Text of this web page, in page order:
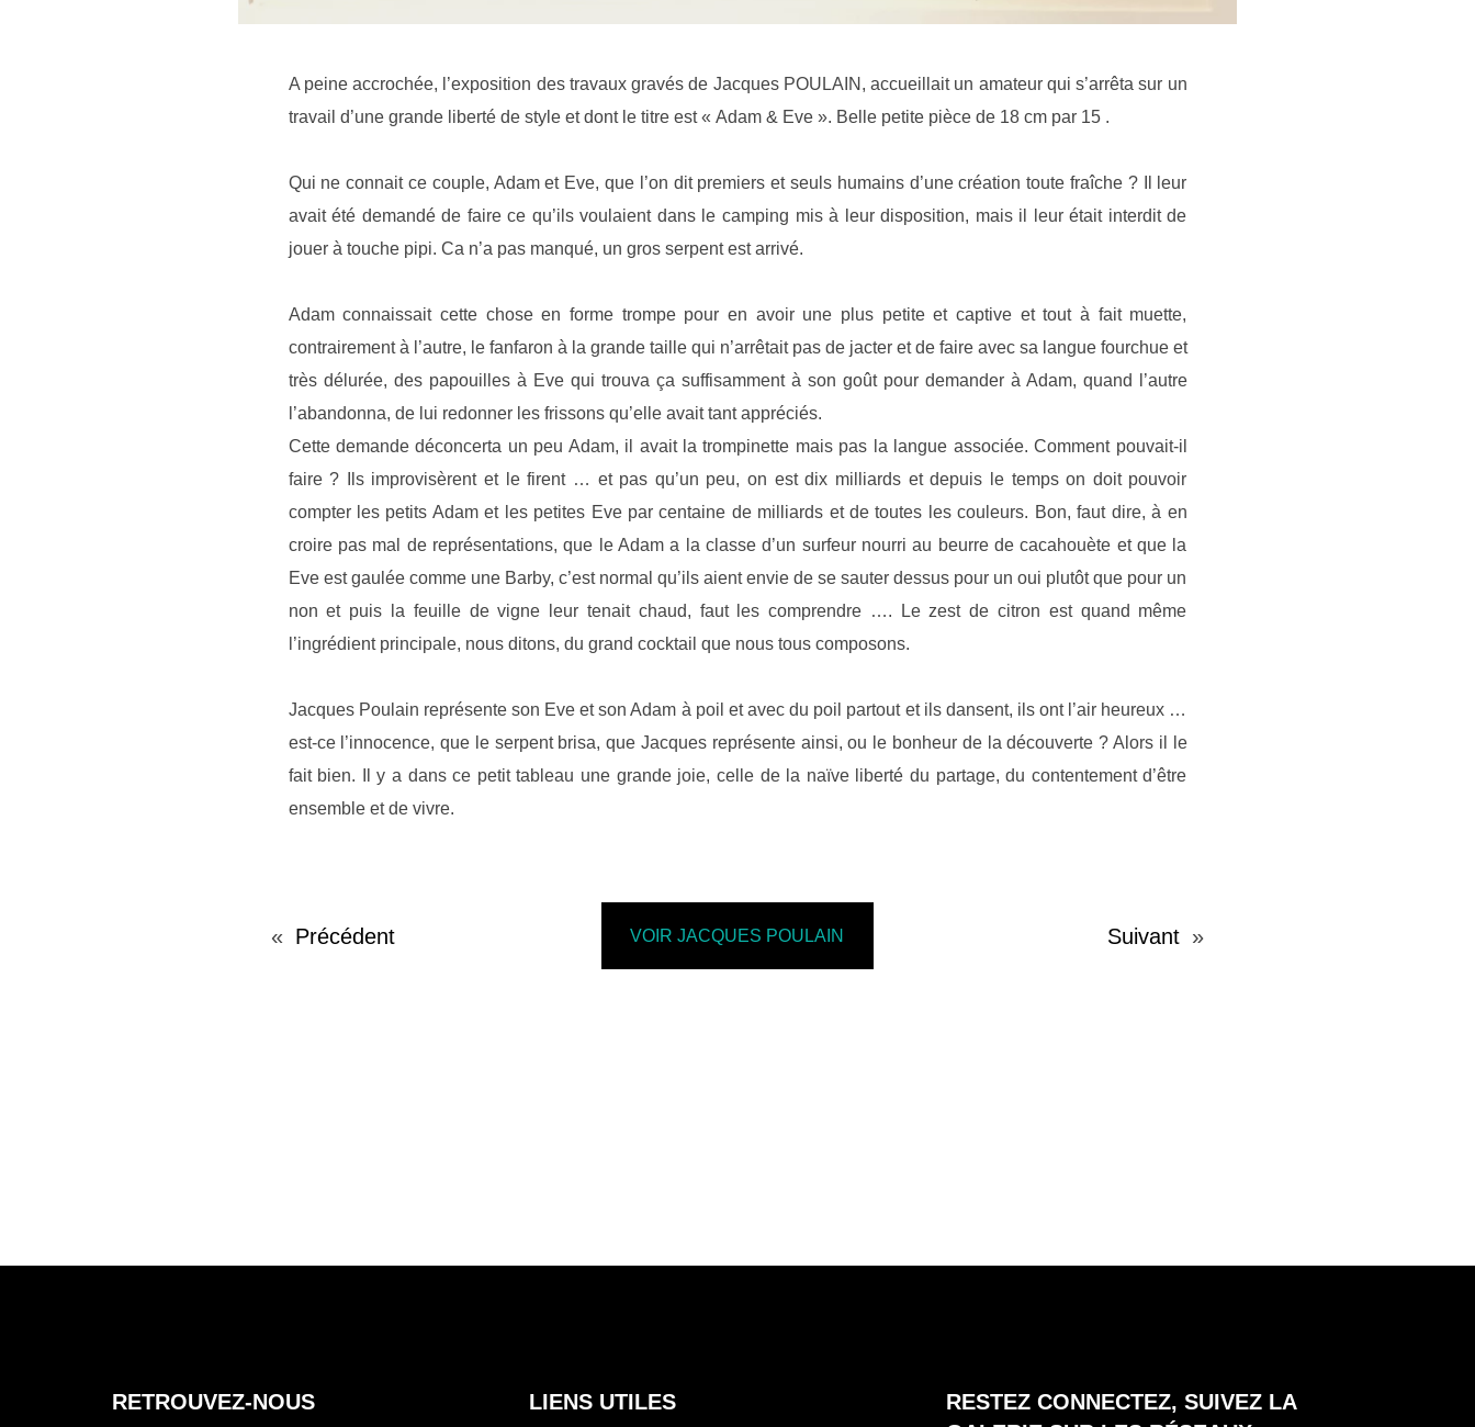
A peine accrochée, l’exposition des travaux gravés de Jacques POULAIN, accueillait un amateur qui s’arrêta sur un
travail d’une grande liberté de style et dont le titre est « Adam & Eve ». Belle petite pièce de 18 cm par 15 .
Qui ne connait ce couple, Adam et Eve, que l’on dit premiers et seuls humains d’une création toute fraîche ? Il leur
avait été demandé de faire ce qu’ils voulaient dans le camping mis à leur disposition, mais il leur était interdit de
jouer à touche pipi. Ca n’a pas manqué, un gros serpent est arrivé.
Adam connaissait cette chose en forme trompe pour en avoir une plus petite et captive et tout à fait muette,
contrairement à l’autre, le fanfaron à la grande taille qui n’arrêtait pas de jacter et de faire avec sa langue fourchue et
très délurée, des papouilles à Eve qui trouva ça suffisamment à son goût pour demander à Adam, quand l’autre
l’abandonna, de lui redonner les frissons qu’elle avait tant appréciés.
Cette demande déconcerta un peu Adam, il avait la trompinette mais pas la langue associée. Comment pouvait-il
faire ? Ils improvisèrent et le firent … et pas qu’un peu, on est dix milliards et depuis le temps on doit pouvoir
compter les petits Adam et les petites Eve par centaine de milliards et de toutes les couleurs. Bon, faut dire, à en
croire pas mal de représentations, que le Adam a la classe d’un surfeur nourri au beurre de cacahouète et que la
Eve est gaulée comme une Barby, c’est normal qu’ils aient envie de se sauter dessus pour un oui plutôt que pour un
non et puis la feuille de vigne leur tenait chaud, faut les comprendre …. Le zest de citron est quand même
l’ingrédient principale, nous ditons, du grand cocktail que nous tous composons.
Jacques Poulain représente son Eve et son Adam à poil et avec du poil partout et ils dansent, ils ont l’air heureux …
est-ce l’innocence, que le serpent brisa, que Jacques représente ainsi, ou le bonheur de la découverte ? Alors il le
fait bien. Il y a dans ce petit tableau une grande joie, celle de la naïve liberté du partage, du contentement d’être
ensemble et de vivre.
« Précédent VOIR JACQUES POULAIN Suivant »
RETROUVEZ-NOUS LIENS UTILES
RESTEZ CONNECTEZ, SUIVEZ LA